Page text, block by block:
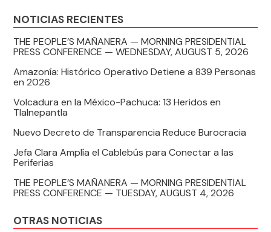
NOTICIAS RECIENTES
THE PEOPLE’S MAÑANERA — MORNING PRESIDENTIAL
PRESS CONFERENCE — WEDNESDAY, AUGUST 5, 2026
Amazonía: Histórico Operativo Detiene a 839 Personas
en 2026
Volcadura en la México-Pachuca: 13 Heridos en
Tlalnepantla
Nuevo Decreto de Transparencia Reduce Burocracia
Jefa Clara Amplía el Cablebús para Conectar a las
Periferias
THE PEOPLE’S MAÑANERA — MORNING PRESIDENTIAL
PRESS CONFERENCE — TUESDAY, AUGUST 4, 2026
OTRAS NOTICIAS